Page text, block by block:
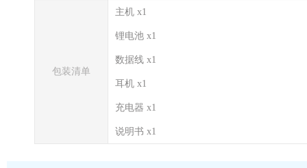
包装清单
主机 x1
锂电池 x1
数据线 x1
耳机 x1
充电器 x1
说明书 x1